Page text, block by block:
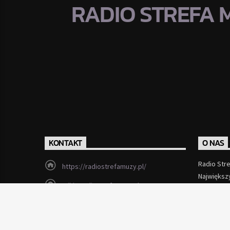
RADIO STREFA
KONTAKT
https://radiostrefamuzy.pl/
miki@radiostrefamuzy.pl
O NAS
Radio